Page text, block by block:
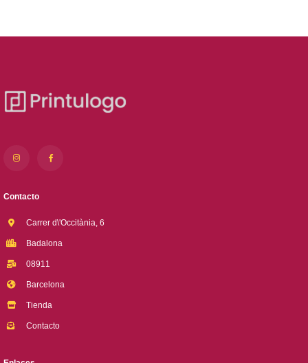
Contacto
Carrer d\'Occitània, 6
Badalona
08911
Barcelona
Tienda
Contacto